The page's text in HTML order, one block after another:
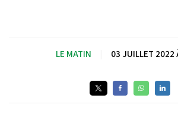
LE MATIN 03 JUILLET 2022